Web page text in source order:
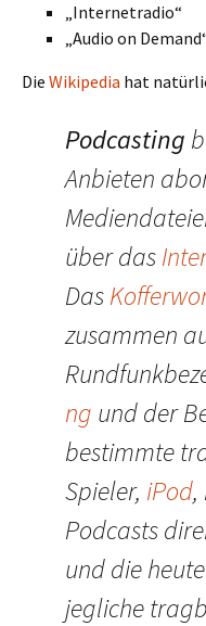
„Internetradio“
„Audio on
Die Wikipedia hat
Podcasting
Anbieten
über das
Das
zusammen
ng und der
bestimmte
Spieler, iPod,
Podcasts
und die
jegliche